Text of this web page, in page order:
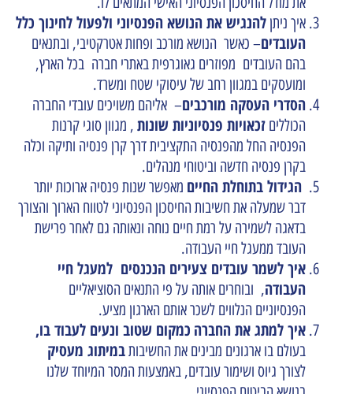
איך ניתן להנגיש את הנושא הפנסיוני ולפעול לחינוך כלל
העובדים– כאשר הנושא מורכב ופחות אטרקטיבי, ובתנאים
בהם העובדים מפוזרים גאוגרפית באתרי חברה בכל הארץ,
ומועסקים במגוון רחב של עיסוקי שטח ומשרד.
הסדרי העסקה מורכבים– אליהם משויכים עובדי החברה
הכוללים זכאויות פנסיוניות שונות , מגוון סוגי קרנות
הפנסיה החל מהפנסיה התקציבית דרך קרן פנסיה ותיקה וכלה
בקרן פנסיה חדשה וביטוחי מנהלים.
הגידול בתוחלת החיים מאפשר שנות פנסיה ארוכות יותר
דבר שמעלה את חשיבות החיסכון הפנסיוני לטווח הארוך והצורך
בדאגה לשמירה על רמת חיים נוחה ונאותה גם לאחר פרישת
העובד ממעגל חיי העבודה.
איך לשמר עובדים צעירים הנכנסים למעגל חיי
העבודה, ובוחרים אותה על פי התנאים הסוציאליים
הפנסיוניים הנלווים לשכר אותם הארגון מציע.
איך למתג את החברה כמקום שטוב ונעים לעבוד בו,
בעולם בו ארגונים מבינים את החשיבותבמיתוג מעסיק
לצורך גיוס ושימור עובדים, באמצעות המסר המיוחד שלנו